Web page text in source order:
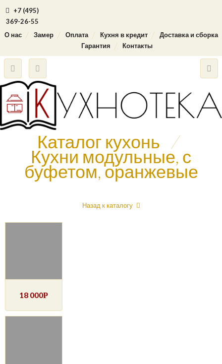
+7 (495)
369-26-55
О нас
Замер Оплата Кухня в кредит
Доставка и сборка
Гарантия
Контакты
Каталог кухонь /
Кухни модульные, с
буфетом, оранжевые
Назад к каталогу
18 000Р